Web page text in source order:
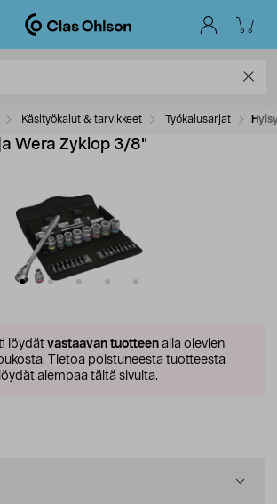
Käsityökalut & tarvikkeet Työkalusarjat
Wera Zyklop 3/8"
löydät vastaavan tuotteenalla olevien
Tietoa poistuneesta tuotteesta
löydät alempaa tältä sivulta.